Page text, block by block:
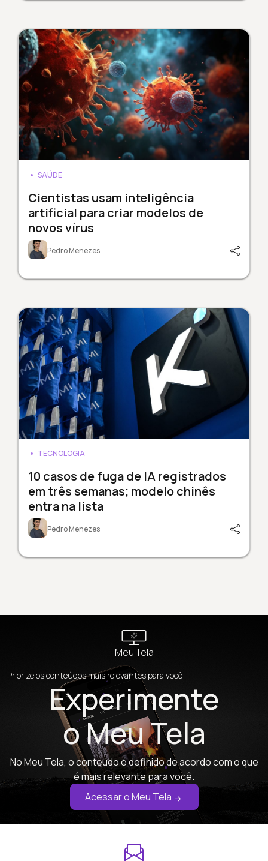
SAÚDE
Cientistas usam inteligência
artificial para criar modelos de
novos vírus
Pedro Menezes
TECNOLOGIA
10 casos de fuga de IA registrados
em três semanas; modelo chinês
entra na lista
Pedro Menezes
Meu Tela
Priorize os conteúdos mais relevantes para você
Experimente
o Meu Tela
No Meu Tela, o conteúdo é definido de acordo com o que
é mais relevante para você.
Acessar o Meu Tela